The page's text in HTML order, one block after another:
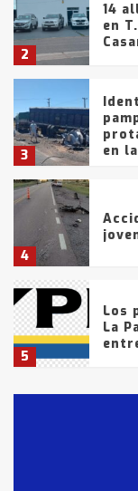
2
14
en
3
en
4
5
Los
La